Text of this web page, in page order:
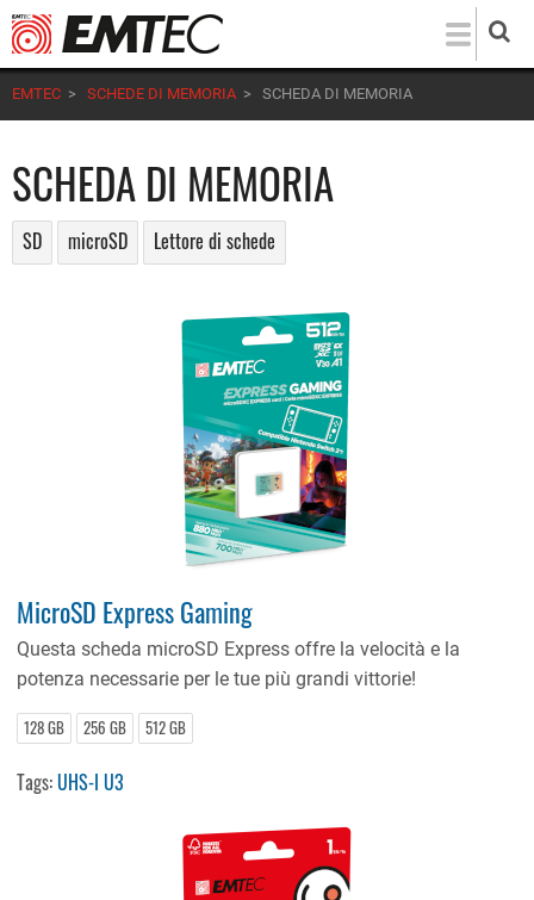
Salta
al
contenuto
principale
EMTEC > SCHEDE DI MEMORIA > SCHEDA DI MEMORIA
SCHEDA DI MEMORIA
SD microSD Lettore di schede
MicroSD Express Gaming
Questa scheda microSD Express offre la velocità e la
potenza necessarie per le tue più grandi vittorie!
128 GB 256 GB 512 GB
Tags:UHS-I U3